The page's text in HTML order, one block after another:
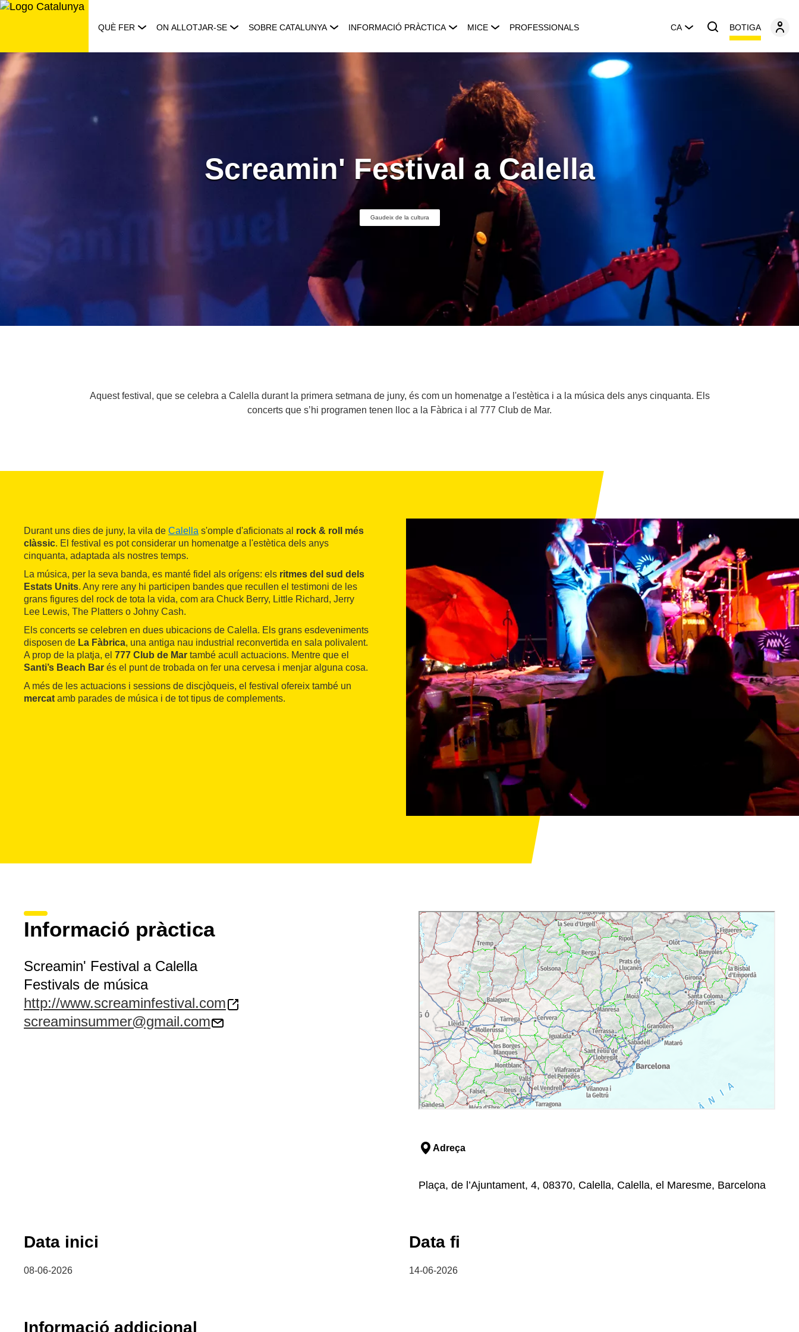
Saltar
QUÈ FER ON ALLOTJAR-SE SOBRE CATALUNYA INFORMACIÓ PRÀCTICA MICE PROFESSIONALS CA BOTIGA
Screamin' Festival a Calella
Gaudeix de la cultura
Aquest festival, que se celebra a Calella durant la primera setmana de juny, és com un homenatge a l'estètica i a la música dels anys cinquanta. Els
concerts que s’hi programen tenen lloc a la Fàbrica i al 777 Club de Mar.
Durant uns dies de juny, la vila de Calella s'omple d'aficionats al rock & roll més
clàssic. El festival es pot considerar un homenatge a l'estètica dels anys
cinquanta, adaptada als nostres temps.
La música, per la seva banda, es manté fidel als orígens: els ritmes del sud dels
Estats Units. Any rere any hi participen bandes que recullen el testimoni de les
grans figures del rock de tota la vida, com ara Chuck Berry, Little Richard, Jerry
Lee Lewis, The Platters o Johny Cash.
Els concerts se celebren en dues ubicacions de Calella. Els grans esdeveniments
disposen de La Fàbrica, una antiga nau industrial reconvertida en sala polivalent.
A prop de la platja, el 777 Club de Mar també acull actuacions. Mentre que el
Santi’s Beach Bar és el punt de trobada on fer una cervesa i menjar alguna cosa.
A més de les actuacions i sessions de discjòqueis, el festival ofereix també un
mercat amb parades de música i de tot tipus de complements.
Informació pràctica
Screamin' Festival a Calella
Festivals de música
http://www.screaminfestival.com
screaminsummer@gmail.com
Adreça
Plaça, de l’Ajuntament, 4, 08370, Calella, Calella, el Maresme, Barcelona
Data inici
08-06-2026
Data fi
14-06-2026
Informació addicional